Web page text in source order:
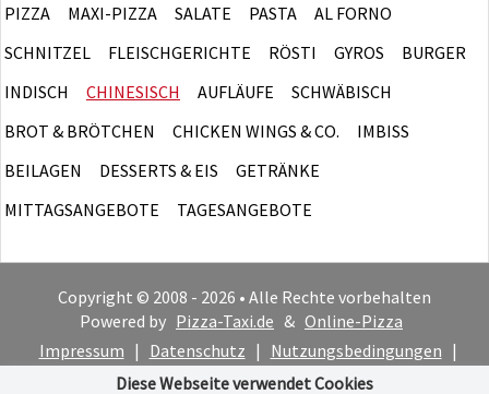
PIZZA MAXI-PIZZA SALATE PASTA
AL FORNO
SCHNITZEL
FLEISCHGERICHTE RÖSTI GYROS
BURGER
INDISCH
CHINESISCH AUFLÄUFE
SCHWÄBISCH
BROT & BRÖTCHEN
CHICKEN WINGS & CO.
IMBISS
BEILAGEN
DESSERTS & EIS
GETRÄNKE
MITTAGSANGEBOTE
TAGESANGEBOTE
Copyright © 2008 - 2026 • Alle Rechte vorbehalten
Powered by Pizza-Taxi.de & Online-Pizza
Impressum | Datenschutz | Nutzungsbedingungen |
Cookie-Hinweis
Diese Webseite verwendet Cookies